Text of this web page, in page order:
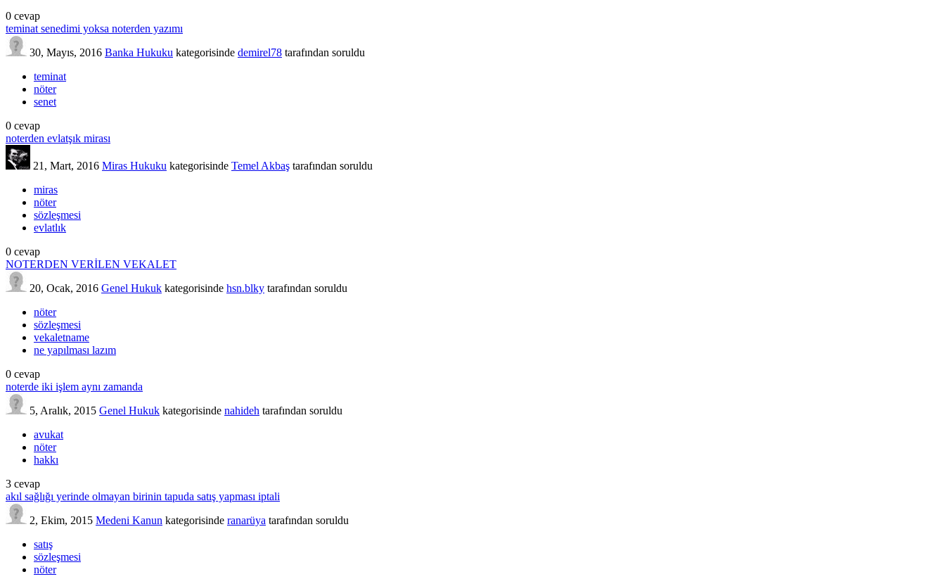
0 cevap
teminat senedimi yoksa noterden yazımı
30, Mayıs, 2016 Banka Hukuku kategorisinde demirel78 tarafından soruldu
teminat
nöter
senet
0 cevap
noterden evlatşık mirası
21, Mart, 2016 Miras Hukuku kategorisinde Temel Akbaş tarafından soruldu
miras
nöter
sözleşmesi
evlatlık
0 cevap
NOTERDEN VERİLEN VEKALET
20, Ocak, 2016 Genel Hukuk kategorisinde hsn.blky tarafından soruldu
nöter
sözleşmesi
vekaletname
ne yapılması lazım
0 cevap
noterde iki işlem aynı zamanda
5, Aralık, 2015 Genel Hukuk kategorisinde nahideh tarafından soruldu
avukat
nöter
hakkı
3 cevap
akıl sağlığı yerinde olmayan birinin tapuda satış yapması iptali
2, Ekim, 2015 Medeni Kanun kategorisinde ranarüya tarafından soruldu
satış
sözleşmesi
nöter